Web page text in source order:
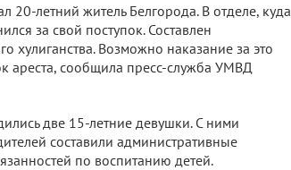
20-летний житель Белгорода. В отделе, куда
за свой поступок. Составлен
хулиганства. Возможно наказание за это
ареста, сообщила пресс-служба УМВД
две 15-летние девушки. С ними
составили административные
по воспитанию детей.